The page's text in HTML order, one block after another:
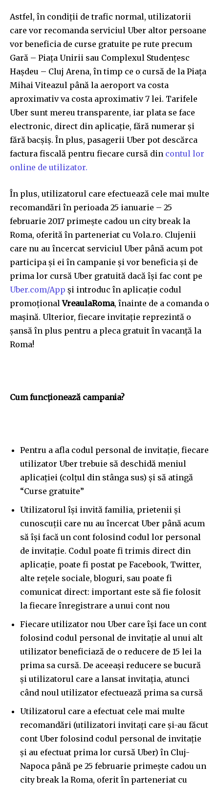
Join our community of
SUBSCRIBERS and be part of the
conversation.
or click the subscribe button below. Don't worry, we respect
your privacy and won't spam your inbox. Your information is
safe with us.
SUBSCRIBE
I've read and accept thePrivacy Policy.
32,111
Cititori
32,214
Cititori
11,243
Astfel, în condiții de trafic normal, utilizatorii
care vor recomanda serviciul Uber altor persoane
vor beneficia de curse gratuite pe rute precum
Gară – Piața Unirii sau Complexul Studențesc
Hașdeu – Cluj Arena, în timp ce o cursă de la Piața
Mihai Viteazul până la aeroport va costa
aproximativ va costa aproximativ 7 lei. Tarifele
Uber sunt mereu transparente, iar plata se face
electronic, direct din aplicație, fără numerar și
fără bacșiș. În plus, pasagerii Uber pot descărca
factura fiscală pentru fiecare cursă din contul lor
online de utilizator.
În plus, utilizatorul care efectuează cele mai multe
recomandări în perioada 25 ianuarie – 25
februarie 2017 primește cadou un city break la
Roma, oferită în parteneriat cu Vola.ro. Clujenii
care nu au încercat serviciul Uber până acum pot
participa și ei în campanie și vor beneficia și de
prima lor cursă Uber gratuită dacă își fac cont pe
Uber.com/App și introduc în aplicație codul
promoționalVreaulaRoma, înainte de a comanda o
mașină. Ulterior, fiecare invitație reprezintă o
șansă în plus pentru a pleca gratuit în vacanță la
Roma!
Cum funcționează campania?
Pentru a afla codul personal de invitație, fiecare
utilizator Uber trebuie să deschidă meniul
aplicației (colțul din stânga sus) și să atingă
“Curse gratuite”
Utilizatorul își invită familia, prietenii și
cunoscuții care nu au încercat Uber până acum
să își facă un cont folosind codul lor personal
de invitație. Codul poate fi trimis direct din
aplicație, poate fi postat pe Facebook, Twitter,
alte rețele sociale, bloguri, sau poate fi
comunicat direct: important este să fie folosit
la fiecare înregistrare a unui cont nou
Fiecare utilizator nou Uber care își face un cont
folosind codul personal de invitație al unui alt
utilizator beneficiază de o reducere de 15 lei la
prima sa cursă. De aceeași reducere se bucură
și utilizatorul care a lansat invitația, atunci
când noul utilizator efectuează prima sa cursă
Utilizatorul care a efectuat cele mai multe
recomandări (utilizatori invitați care și-au făcut
cont Uber folosind codul personal de invitație
și au efectuat prima lor cursă Uber) în Cluj-
Napoca până pe 25 februarie primește cadou un
city break la Roma, oferit în parteneriat cu